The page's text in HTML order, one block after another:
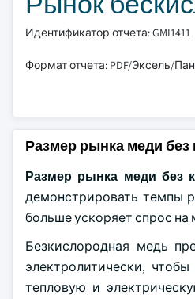
Идентификатор отчета: GMI1411
Формат отчета: PDF/Эксель/
Размер рынка меди без
Размер рынка меди без
демонстрировать темпы
больше ускоряет спрос
Безкислородная медь
электролитически,
тепловую и